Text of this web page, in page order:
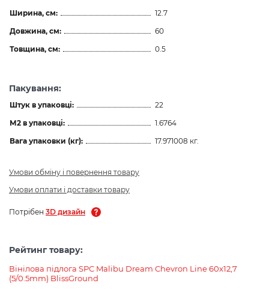
Ширина, см:
12.7
Довжина, см:
60
Товщина, см:
0.5
Пакування:
Штук в упаковці:
22
М2 в упаковці:
1.6764
Вага упаковки (кг):
17.971008 кг.
Умови обміну і повернення товару
Умови оплати і доставки товару
Потрібен 3D дизайн
Рейтинг товару:
Вінілова підлога SPC Malibu Dream Chevron Line 60x12,7
(5/0.5mm) BlissGround